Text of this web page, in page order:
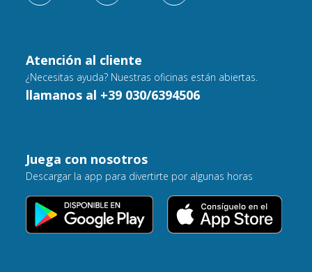
Atención al cliente
¿Necesitas ayuda? Nuestras oficinas están abiertas.
llamanos al +39 030/6394506
Juega con nosotros
Descargar la app para divertirte por algunas horas